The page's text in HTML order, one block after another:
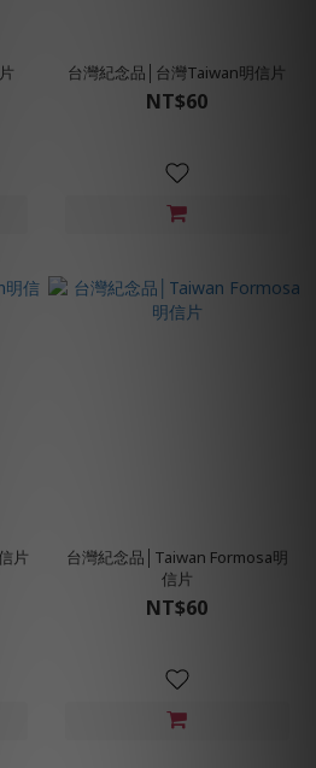
台灣紀念品│台灣Taiwan明信片
NT$60
片
台灣紀念品│Taiwan Formosa明
信片
NT$60